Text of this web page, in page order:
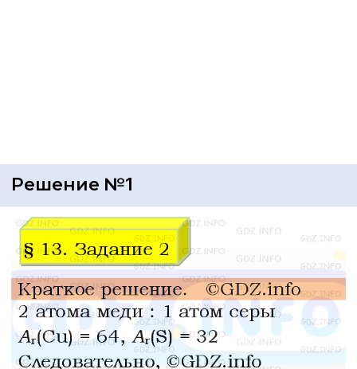
Решение №1